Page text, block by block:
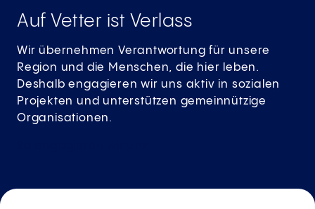
Auf Vetter ist Verlass
Wir übernehmen Verantwortung für unsere
Region und die Menschen, die hier leben.
Deshalb engagieren wir uns aktiv in sozialen
Projekten und unterstützen gemeinnützige
Organisationen.